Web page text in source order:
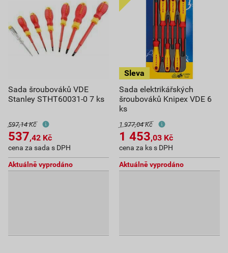
Sada šroubováků VDE
Stanley STHT60031-0 7 ks
597,14 Kč
537,42 Kč
cena za sada s DPH
Aktuálně vyprodáno
Sada elektrikářských
šroubováků Knipex VDE 6
ks
1 977,04 Kč
1 453,03 Kč
cena za ks s DPH
Aktuálně vyprodáno